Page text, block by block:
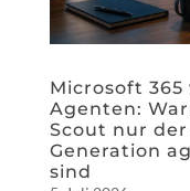
Microsoft
Agenten:
Scout nur
Generation
sind